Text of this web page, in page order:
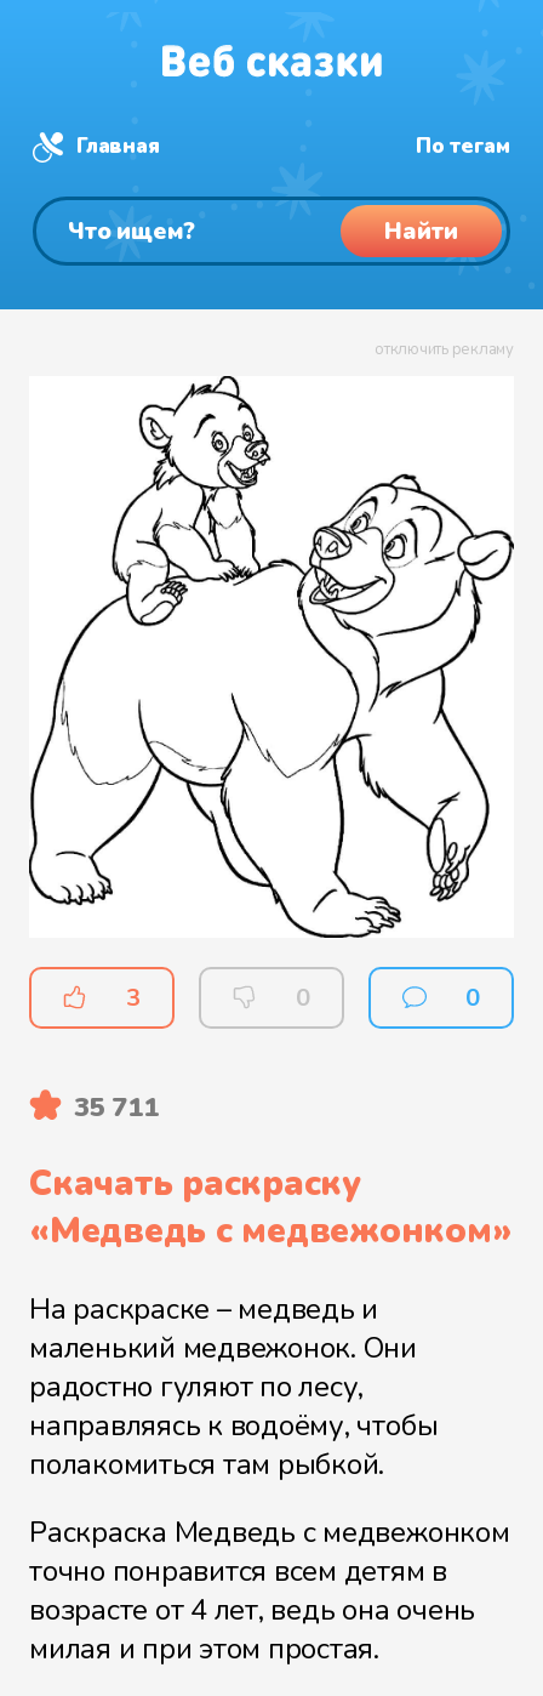
Главная По тегам
Найти
отключить рекламу
3 0 0
35 711
Скачать раскраску
«Медведь с медвежонком»
На раскраске – медведь и
маленький медвежонок. Они
радостно гуляют по лесу,
направляясь к водоёму, чтобы
полакомиться там рыбкой.
Раскраска Медведь с медвежонком
точно понравится всем детям в
возрасте от 4 лет, ведь она очень
милая и при этом простая.